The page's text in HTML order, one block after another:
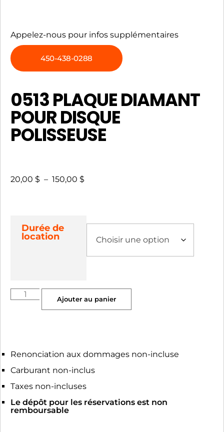
Appelez-nous pour infos supplémentaires
450-438-0288
0513 PLAQUE DIAMANT
POUR DISQUE
POLISSEUSE
20,00 $ – 150,00 $
Durée de
location
Ajouter au panier
Renonciation aux dommages non-incluse
Carburant non-inclus
Taxes non-incluses
Le dépôt pour les réservations est non
remboursable